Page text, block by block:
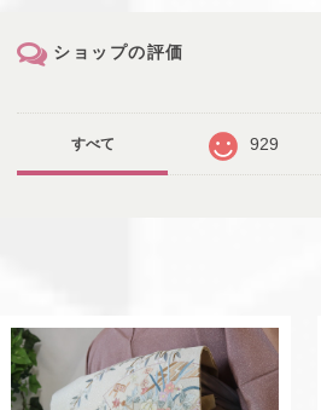
ショップの評価
すべて 929